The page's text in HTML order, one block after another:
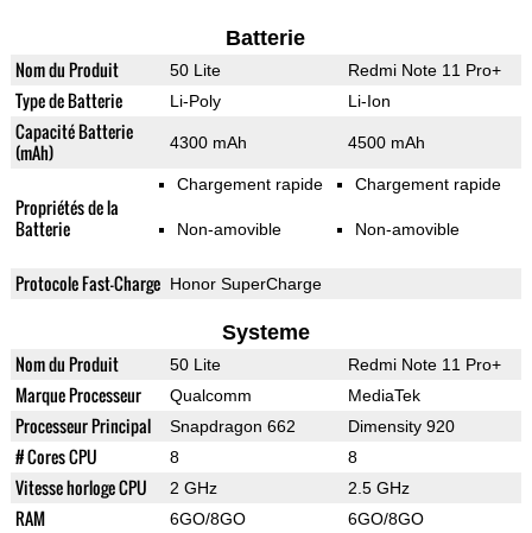
Batterie
Nom du Produit 50 Lite Redmi Note 11 Pro+
Type de Batterie Li-Poly Li-Ion
Capacité Batterie
(mAh)
4300 mAh 4500 mAh
Propriétés de la
Batterie
Chargement rapide
Non-amovible
Chargement rapide
Non-amovible
Protocole Fast-Charge Honor SuperCharge
Systeme
Nom du Produit 50 Lite Redmi Note 11 Pro+
Marque Processeur Qualcomm MediaTek
Processeur Principal Snapdragon 662 Dimensity 920
# Cores CPU 8 8
Vitesse horloge CPU 2 GHz 2.5 GHz
RAM 6GO/8GO 6GO/8GO